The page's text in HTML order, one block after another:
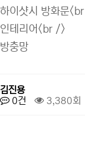
하이샷시 방화문
인테리어<br />
방충망
김진용
0건
3,380회